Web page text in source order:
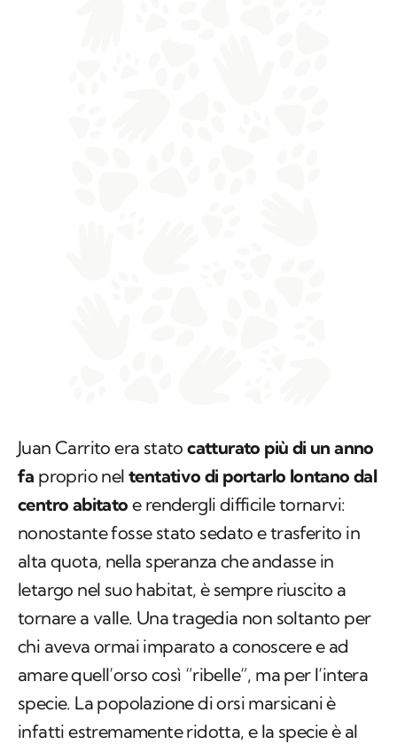
Juan Carrito era stato catturato più di un anno
fa proprio nel tentativo di portarlo lontano dal
centro abitato e rendergli difficile tornarvi:
nonostante fosse stato sedato e trasferito in
alta quota, nella speranza che andasse in
letargo nel suo habitat, è sempre riuscito a
tornare a valle. Una tragedia non soltanto per
chi aveva ormai imparato a conoscere e ad
amare quell’orso così “ribelle”, ma per l’intera
specie. La popolazione di orsi marsicani è
infatti estremamente ridotta, e la specie è al